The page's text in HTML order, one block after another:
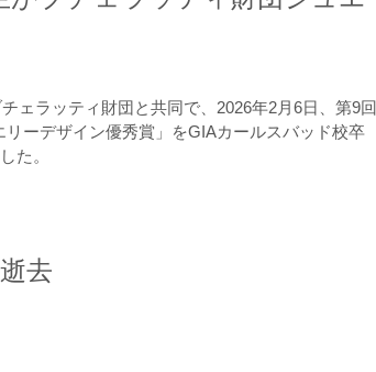
ェラッティ財団と共同で、2026年2月6日、第9回
リーデザイン優秀賞」をGIAカールスバッド校卒
た。
去